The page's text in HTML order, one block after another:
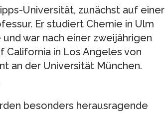
Universität, zunächst auf einer
Er studiert Chemie in Ulm
war nach einer zweijährigen
in Los Angeles von
an der Universität München.
besonders herausragende